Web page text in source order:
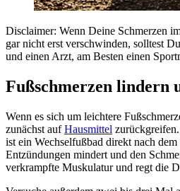
Disclaimer: Wenn Deine Schmerzen
gar nicht erst verschwinden, solltest
und einen Arzt, am Besten einen
Fußschmerzen lindern
Wenn es sich um leichtere
zunächst aufHausmittel
ist ein Wechselfußbad direkt nach
Entzündungen mindert und den
verkrampfte Muskulatur und regt die